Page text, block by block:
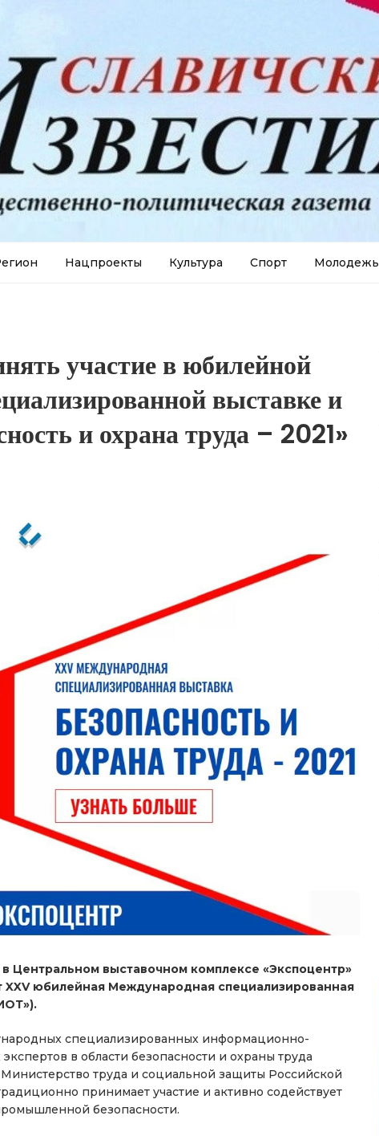
Нацпроекты Культура Спорт Молодежь
участие в юбилейной
выставке и
и охрана труда – 2021»
Центральном выставочном комплексе «Экспоцентр»
XXV юбилейная Международная специализированная
специализированных информационно-
в области безопасности и охраны труда
труда и социальной защиты Российской
принимает участие и активно содействует
безопасности.